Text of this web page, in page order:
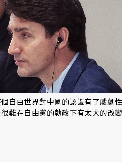
自由世界對中國的認識有了戲劇性
難在自由黨的執政下有太大的改變